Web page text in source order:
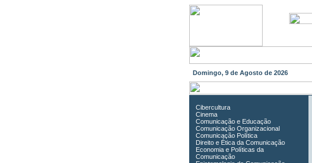
Domingo, 9 de Agosto de 2026
Cibercultura
Cinema
Comunicação e Educação
Comunicação Organizacional
Comunicação Política
Direito e Ética da Comunicação
Economia e Políticas da
Comunicação